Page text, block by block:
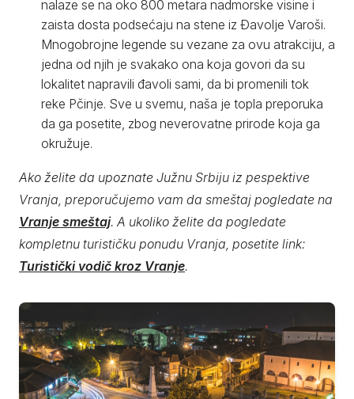
nalaze se na oko 800 metara nadmorske visine i
zaista dosta podsećaju na stene iz Đavolje Varoši.
Mnogobrojne legende su vezane za ovu atrakciju, a
jedna od njih je svakako ona koja govori da su
lokalitet napravili đavoli sami, da bi promenili tok
reke Pčinje. Sve u svemu, naša je topla preporuka
da ga posetite, zbog neverovatne prirode koja ga
okružuje.
Ako želite da upoznate Južnu Srbiju iz pespektive
Vranja, preporučujemo vam da smeštaj pogledate na
Vranje smeštaj. A ukoliko želite da pogledate
kompletnu turističku ponudu Vranja, posetite link:
Turistički vodič kroz Vranje.